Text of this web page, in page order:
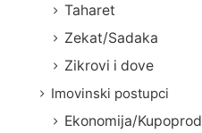
Taharet
Zekat/Sadaka
Zikrovi i dove
Imovinski postupci
Ekonomija/